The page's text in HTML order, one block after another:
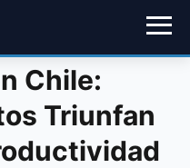
Chile:
Triunfan